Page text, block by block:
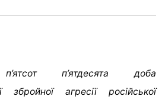
п’ятдесята доба
збройної агресії російської